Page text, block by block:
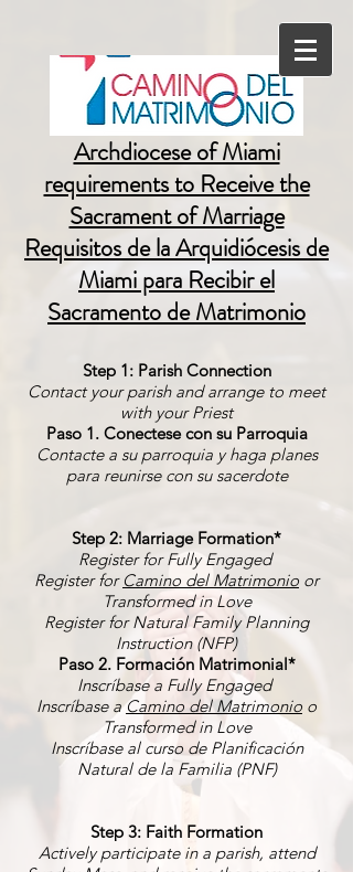
Archdiocese of Miami
requirements to Receive the
Sacrament of Marriage
Requisitos de la Arquidiócesis de
Miami para Recibir el
Sacramento de Matrimonio
Step 1: Parish Connection
Contact your parish and arrange to meet
with your Priest
Paso 1. Conectese con su Parroquia
Contacte a su parroquia y haga planes
para reunirse con su sacerdote
Step 2: Marriage Formation*
Register for Fully Engaged
Register for Camino del Matrimonio or
Transformed in Love
Register for Natural Family Planning
Instruction (NFP)
Paso 2. Formación Matrimonial*
Inscríbase a Fully Engaged
Inscríbase aCamino del Matrimonio o
Transformed in Love
Inscríbase al curso de Planificación
Natural de la Familia (PNF)
Step 3: Faith Formation
Actively participate in a parish, attend